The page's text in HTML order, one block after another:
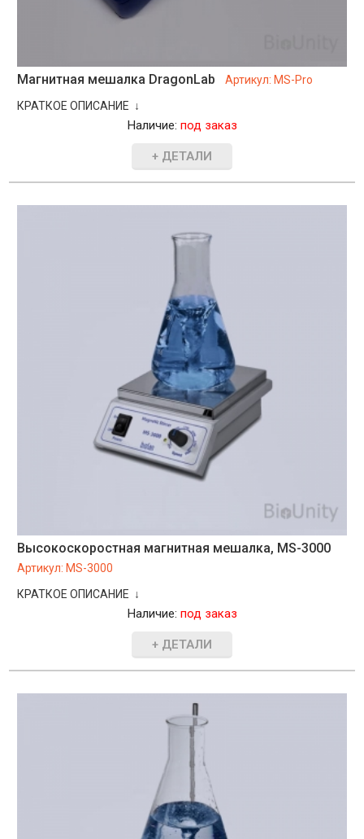
Магнитная мешалка DragonLab Артикул: MS-Pro
КРАТКОЕ ОПИСАНИЕ ↓
Наличие: под заказ
+ ДЕТАЛИ
Высокоскоростная магнитная мешалка, MS-3000
Артикул: MS-3000
КРАТКОЕ ОПИСАНИЕ ↓
Наличие: под заказ
+ ДЕТАЛИ